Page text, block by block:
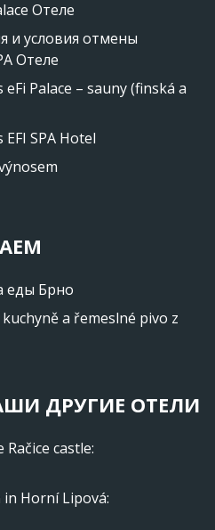
Отеле
и условия отмены
Отеле
Palace – sauny (finská a
SPA Hotel
еды Брно
a řemeslné pivo z
ДРУГИЕ ОТЕЛИ
castle:
in Horní Lipová: